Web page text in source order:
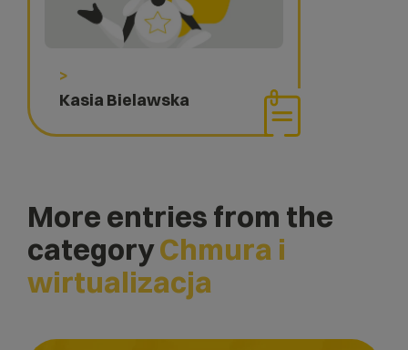
>
Kasia Bielawska
More entries from the
categoryChmura i
wirtualizacja